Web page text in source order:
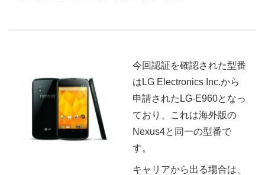
今回認証を確認された型番
はLG Electronics Inc.から
申請されたLG-E960となっ
ており、これは海外版の
Nexus4と同一の型番で
す。
キャリアから出る場合は、